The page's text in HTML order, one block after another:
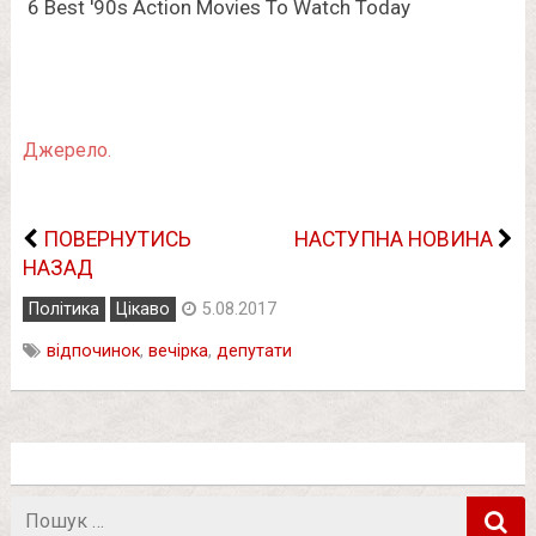
Джерело.
ПОВЕРНУТИСЬ
НАЗАД
НАСТУПНА НОВИНА
Політика Цікаво 5.08.2017
відпочинок, вечірка, депутати